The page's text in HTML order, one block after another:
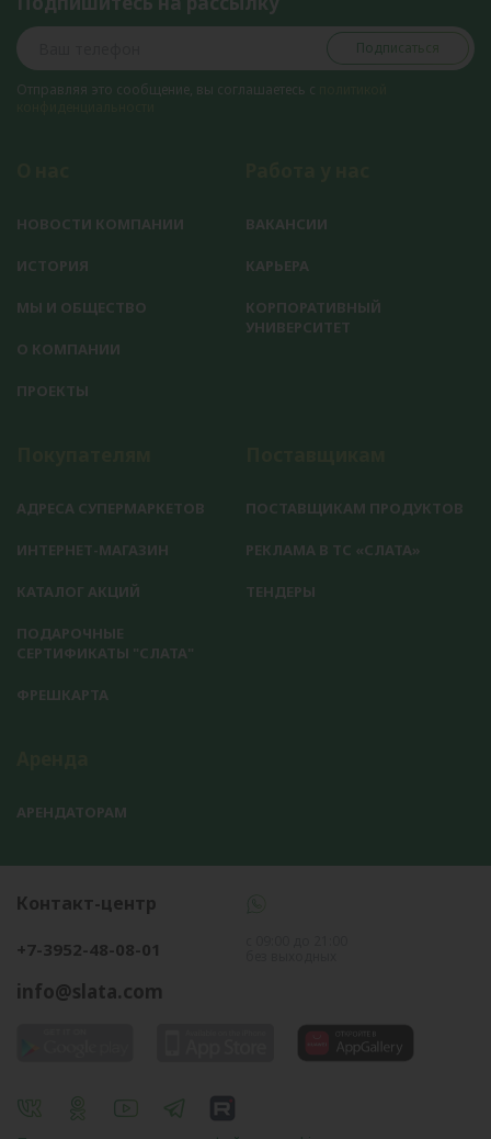
Подписаться
Отправляя это сообщение, вы соглашаетесь с
НОВОСТИ КОМПАНИИ
ИСТОРИЯ
МЫ И ОБЩЕСТВО
О КОМПАНИИ
ПРОЕКТЫ
ВАКАНСИИ
КАРЬЕРА
КОРПОРАТИВНЫЙ
УНИВЕРСИТЕТ
АДРЕСА СУПЕРМАРКЕТОВ
ИНТЕРНЕТ-МАГАЗИН
КАТАЛОГ АКЦИЙ
ПОДАРОЧНЫЕ
СЕРТИФИКАТЫ "СЛАТА"
ФРЕШКАРТА
ПОСТАВЩИКАМ ПРОДУКТОВ
РЕКЛАМА В ТС «СЛАТА»
ТЕНДЕРЫ
АРЕНДАТОРАМ
Контакт-центр
+7-3952-48-08-01
info@slata.com